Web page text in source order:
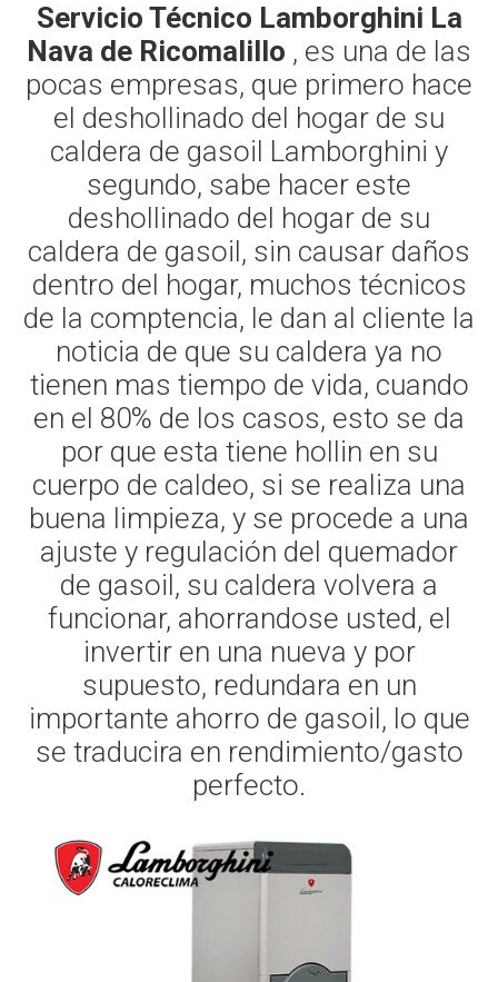
Servicio Técnico Lamborghini La
Nava de Ricomalillo , es una de las
pocas empresas, que primero hace
el deshollinado del hogar de su
caldera de gasoil Lamborghini y
segundo, sabe hacer este
deshollinado del hogar de su
caldera de gasoil, sin causar daños
dentro del hogar, muchos técnicos
de la comptencia, le dan al cliente la
noticia de que su caldera ya no
tienen mas tiempo de vida, cuando
en el 80% de los casos, esto se da
por que esta tiene hollin en su
cuerpo de caldeo, si se realiza una
buena limpieza, y se procede a una
ajuste y regulación del quemador
de gasoil, su caldera volvera a
funcionar, ahorrandose usted, el
invertir en una nueva y por
supuesto, redundara en un
importante ahorro de gasoil, lo que
se traducira en rendimiento/gasto
perfecto.